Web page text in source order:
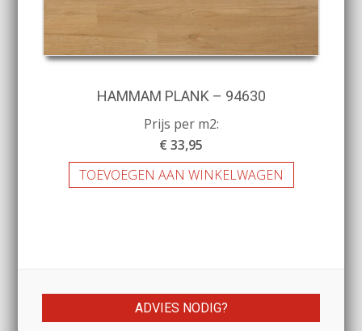
HAMMAM PLANK – 94630
Prijs per m2:
€ 33,95
TOEVOEGEN AAN WINKELWAGEN
ADVIES NODIG?